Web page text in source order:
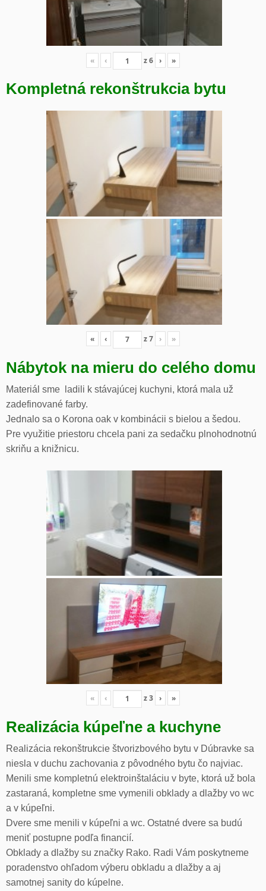
« ‹ z6 › »
Kompletná rekonštrukcia bytu
« ‹ z7 › »
Nábytok na mieru do celého domu
Materiál sme ladili k stávajúcej kuchyni, ktorá mala už
zadefinované farby.
Jednalo sa o Korona oak v kombinácii s bielou a šedou.
Pre využitie priestoru chcela pani za sedačku plnohodnotnú
skriňu a knižnicu.
« ‹ z3 › »
Realizácia kúpeľne a kuchyne
Realizácia rekonštrukcie štvorizbového bytu v Dúbravke sa
niesla v duchu zachovania z pôvodného bytu čo najviac.
Menili sme kompletnú elektroinštaláciu v byte, ktorá už bola
zastaraná, kompletne sme vymenili obklady a dlažby vo wc
a v kúpeľni.
Dvere sme menili v kúpeľni a wc. Ostatné dvere sa budú
meniť postupne podľa financií.
Obklady a dlažby su značky Rako. Radi Vám poskytneme
poradenstvo ohľadom výberu obkladu a dlažby a aj
samotnej sanity do kúpelne.